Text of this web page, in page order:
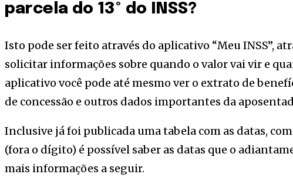
parcela do 13º do INSS?
Isto pode ser feito através do aplicativo “Meu INSS”,
solicitar informações sobre quando o valor vai vir e
aplicativo você pode até mesmo ver o extrato de
de concessão e outros dados importantes da
Inclusive já foi publicada uma tabela com as datas,
(fora o dígito) é possível saber as datas que o
mais informações a seguir.